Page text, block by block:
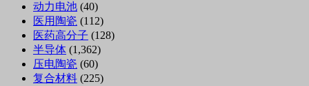
动力电池 (40)
医用陶瓷 (112)
医药高分子 (128)
半导体 (1,362)
压电陶瓷 (60)
复合材料 (225)